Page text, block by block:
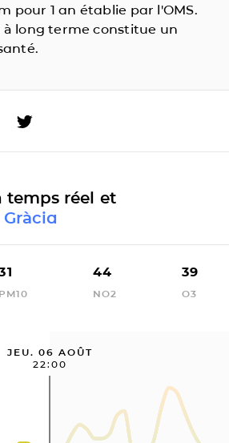
pour 1 an établie par l'OMS.
à long terme constitue un
réel et
Gràcia
PM10
44
NO2
39
O3
JEU. 06 AOÛT
22:00